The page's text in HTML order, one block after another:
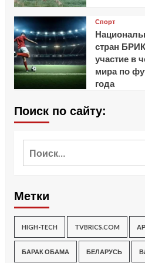
Спорт
стран
участие в
мира по
года
Поиск по сайту:
Метки
HIGH-TECH TVBRICS.COM
БАРАК ОБАМА БЕЛАРУСЬ